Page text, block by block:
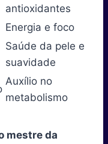
antioxidantes
Energia e foco
Saúde da pele e
suavidade
Auxílio no
metabolismo
mestre da